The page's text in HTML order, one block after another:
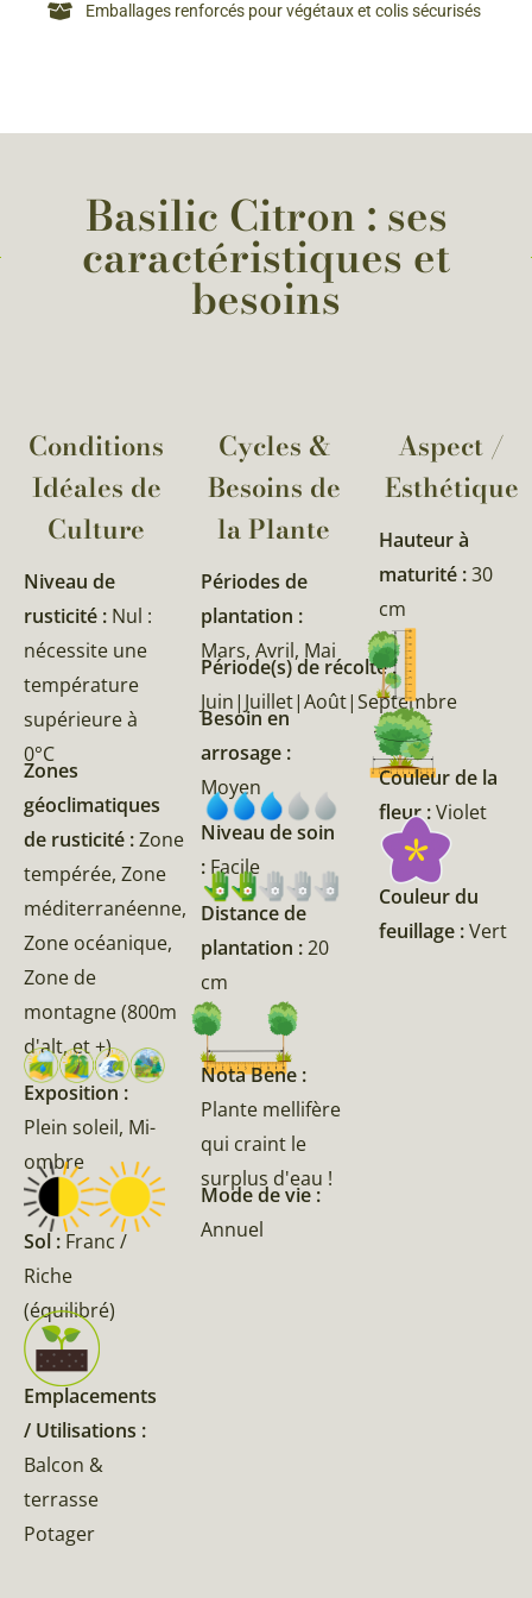
Emballages renforcés pour végétaux et colis sécurisés
Basilic Citron : ses
caractéristiques et
besoins
Conditions
Idéales de
Culture
Niveau de
rusticité : Nul :
nécessite une
température
supérieure à
0°C
Zones
géoclimatiques
de rusticité :Zone
tempérée, Zone
méditerranéenne,
Zone océanique,
Zone de
montagne (800m
d'alt, et +)
Exposition :
Plein soleil, Mi-
ombre
Sol : Franc /
Riche
(équilibré)
Emplacements
/ Utilisations :
Balcon &
terrasse
Potager
Cycles &
Besoins de
la Plante​
Périodes de
plantation :
Mars, Avril, Mai
Période(s) de récolte :
Juin|Juillet|Août|Septembre
Besoin en
arrosage :
Moyen
Niveau de soin
: Facile
Distance de
plantation :20
cm
Nota Bene :
Plante mellifère
qui craint le
surplus d'eau !
Mode de vie :
Annuel
Aspect /
Esthétique
Hauteur à
maturité :30
cm
Couleur de la
fleur :Violet
Couleur du
feuillage :Vert